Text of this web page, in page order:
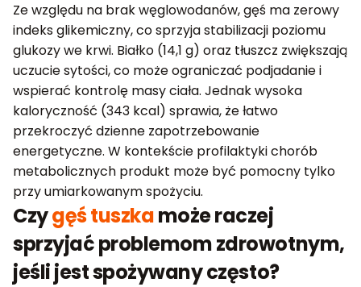
Ze względu na brak węglowodanów, gęś ma zerowy
indeks glikemiczny, co sprzyja stabilizacji poziomu
glukozy we krwi. Białko (14,1 g) oraz tłuszcz zwiększają
uczucie sytości, co może ograniczać podjadanie i
wspierać kontrolę masy ciała. Jednak wysoka
kaloryczność (343 kcal) sprawia, że łatwo
przekroczyć dzienne zapotrzebowanie
energetyczne. W kontekście profilaktyki chorób
metabolicznych produkt może być pomocny tylko
przy umiarkowanym spożyciu.
Czygęś tuszkamoże raczej
sprzyjać problemom zdrowotnym,
jeśli jest spożywany często?